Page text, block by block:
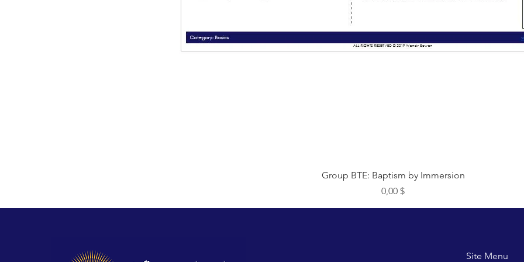
Быстрый просмотр
Group BTE: Baptism by Immersion
Цена
0,00 $
Site